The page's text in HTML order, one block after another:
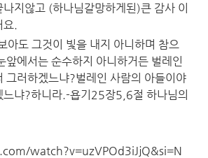
지않고 (하나님갈망하게된)큰 감사 이
.
아도 그것이 빛을 내지 아니하며 참으
앞에서는 순수하지 아니하거든 벌레인
그러하겠느냐?벌레인 사람의 아들이야
느냐?하니라.-욥기25장5,6절 하나님의
watch?v=uzVPOd3iJjQ&si=N